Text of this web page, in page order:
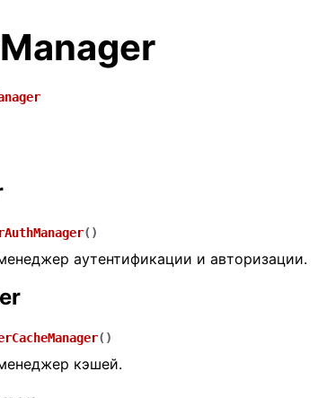
( )
аутентификации и авторизации.
( )
кэшей.